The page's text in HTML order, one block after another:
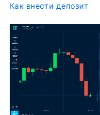
Как внести депозит